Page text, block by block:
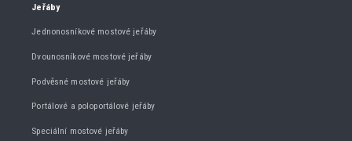
Jeřáby
Jednonosníkové mostové jeřáby
Dvounosníkové mostové jeřáby
Podvěsné mostové jeřáby
Portálové a poloportálové jeřáby
Speciální mostové jeřáby